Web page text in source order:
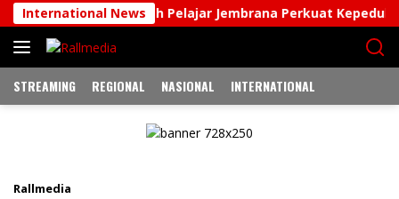
Langsung
ke
konten
International News
Jadi Wadah Pelajar Jembrana Perkuat Kepedulian
STREAMING REGIONAL NASIONAL INTERNATIONAL
Rallmedia